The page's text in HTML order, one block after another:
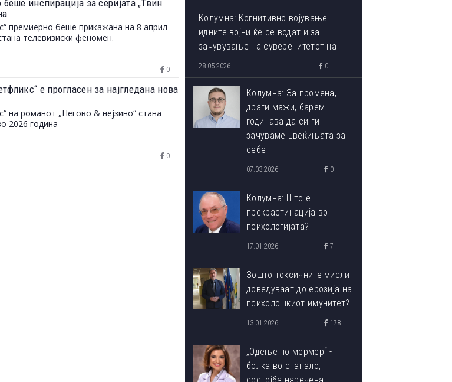
беше инспирација за серијата „Твин
премиерно беше прикажана на 8 април
телевизиски феномен.
0
е прогласен за најгледана нова
на романот „Негово & нејзино“ стана
2026 година
0
Колумна: Когнитивно војување -
идните војни ќе се водат и за
зачувување на суверенитетот на
сопствениот ум
28.05.2026 0
Колумна: За промена,
драги мажи, барем
годинава да си ги
зачуваме цвеќињата за
себе
07.03.2026 0
Колумна: Што е
прекрастинација во
психологијата?
17.01.2026 7
Зошто токсичните мисли
доведуваат до ерозија на
психолошкиот имунитет?
13.01.2026 178
„Одење по мермер“ -
болка во стапало,